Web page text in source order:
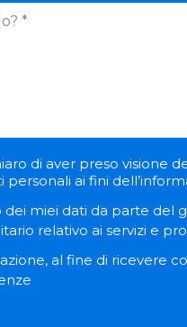
di aver preso visione
ai fini
dei miei dati da parte del
relativo ai servizi e
al fine di ricevere